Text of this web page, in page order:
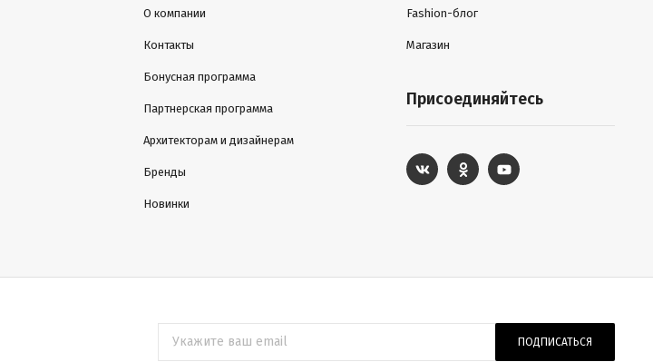
О компании
Контакты
Бонусная программа
Партнерская программа
Архитекторам и дизайнерам
Бренды
Новинки
Fashion-блог
Магазин
Присоединяйтесь
ПОДПИСАТЬСЯ